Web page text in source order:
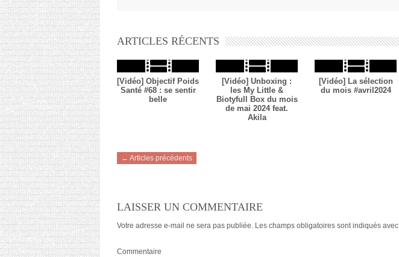
ARTICLES RÉCENTS
[Vidéo] Objectif Poids
Santé #68 : se sentir
belle
[Vidéo] Unboxing :
les My Little &
Biotyfull Box du mois
de mai 2024 feat.
Akila
[Vidéo] La sélection
du mois #avril2024
← Articles précédents
LAISSER UN COMMENTAIRE
Votre adresse e-mail ne sera pas publiée. Les champs obligatoires sont indiqués avec
Commentaire